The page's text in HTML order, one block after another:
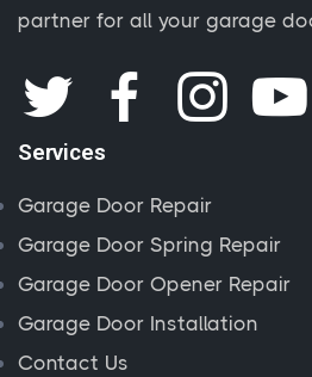
partner for all your garage
Services
Garage Door Repair
Garage Door Spring Repair
Garage Door Opener Repair
Garage Door Installation
Contact Us